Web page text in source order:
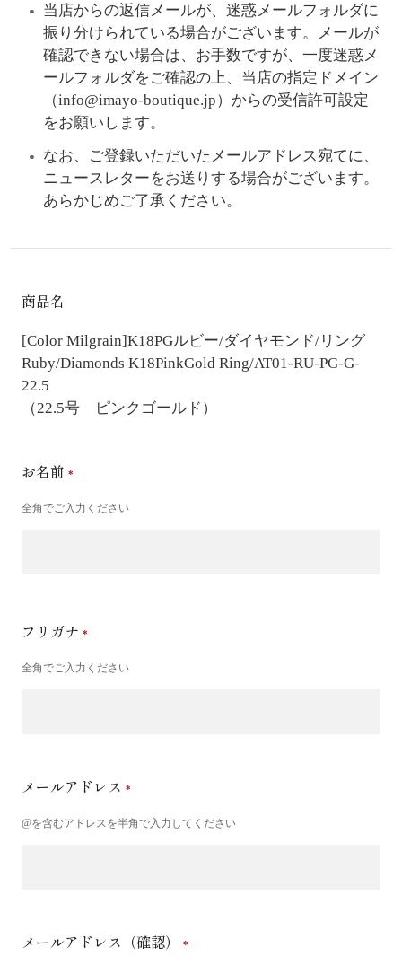
当店からの返信メールが、迷惑メールフォルダに
振り分けられている場合がございます。メールが
確認できない場合は、お手数ですが、一度迷惑メ
ールフォルダをご確認の上、当店の指定ドメイン
（info@imayo-boutique.jp）からの受信許可設定
をお願いします。
なお、ご登録いただいたメールアドレス宛てに、
ニュースレターをお送りする場合がございます。
あらかじめご了承ください。
商品名
[Color Milgrain]K18PGルビー/ダイヤモンド/リング
Ruby/Diamonds K18PinkGold Ring/AT01-RU-PG-G-
22.5
（22.5号 ピンクゴールド）
お名前
全角でご入力ください
フリガナ
全角でご入力ください
メールアドレス
@を含むアドレスを半角で入力してください
メールアドレス（確認）